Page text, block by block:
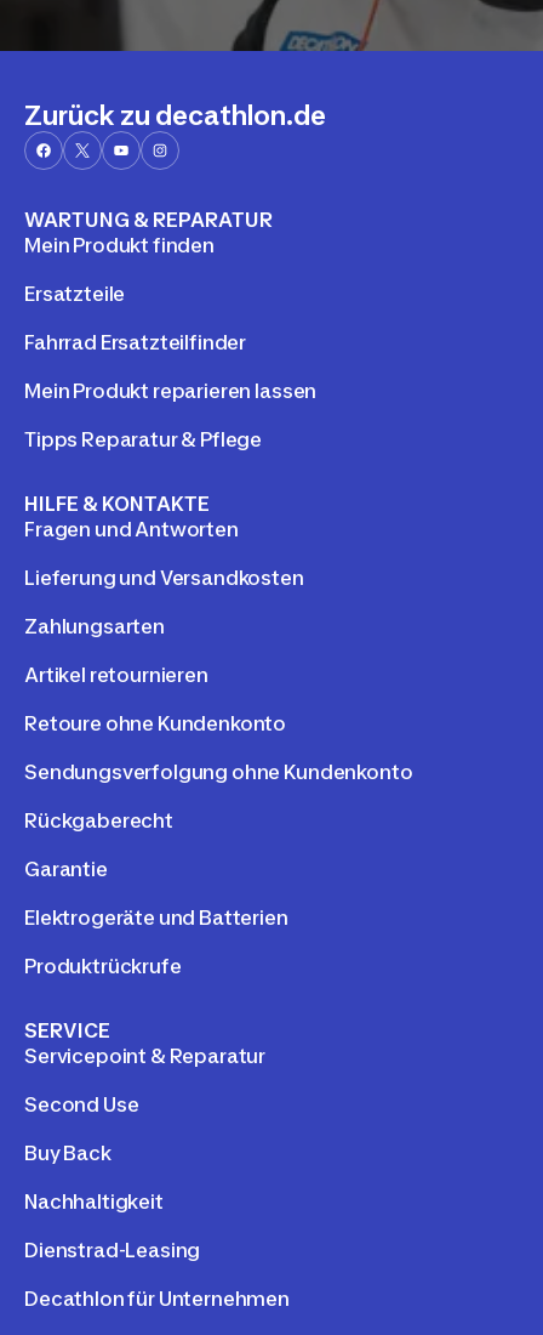
Zurück zu decathlon.de
WARTUNG & REPARATUR
Mein Produkt finden
Ersatzteile
Fahrrad Ersatzteilfinder
Mein Produkt reparieren lassen
Tipps Reparatur & Pflege
HILFE & KONTAKTE
Fragen und Antworten
Lieferung und Versandkosten
Zahlungsarten
Artikel retournieren
Retoure ohne Kundenkonto
Sendungsverfolgung ohne Kundenkonto
Rückgaberecht
Garantie
Elektrogeräte und Batterien
Produktrückrufe
SERVICE
Servicepoint & Reparatur
Second Use
Buy Back
Nachhaltigkeit
Dienstrad-Leasing
Decathlon für Unternehmen